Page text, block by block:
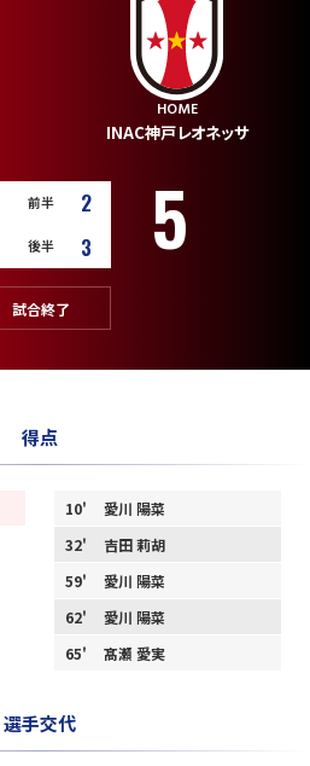
前半
2
後半 3
試合終了
5
HOME
INAC神戸レオネッサ
得点
愛川 陽菜
10'
吉田 莉胡
32'
愛川 陽菜
59'
愛川 陽菜
62'
髙瀬 愛実
65'
選手交代